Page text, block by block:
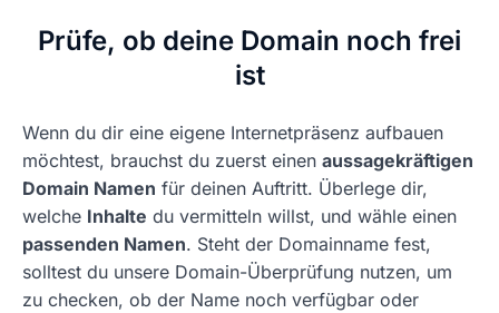
Prüfe, ob deine Domain noch frei
ist
Wenn du dir eine eigene Internetpräsenz aufbauen
möchtest, brauchst du zuerst einen aussagekräftigen
Domain Namen für deinen Auftritt. Überlege dir,
welche Inhalte du vermitteln willst, und wähle einen
passenden Namen. Steht der Domainname fest,
solltest du unsere Domain-Überprüfung nutzen, um
zu checken, ob der Name noch verfügbar oder